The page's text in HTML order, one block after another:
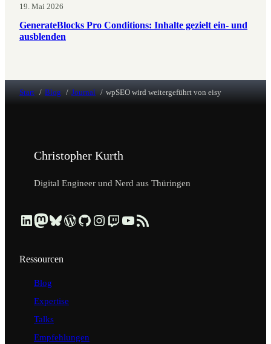
19. Mai 2026
GenerateBlocks Pro Conditions: Inhalte gezielt ein- und
ausblenden
Start Blog Journal wpSEO wird weitergeführt von eisy
Christopher Kurth
Digital Engineer und Nerd aus Thüringen
Beruflich über LinkedIn vernetzen Dezentral über Mastodon folgen Kurzmeldungen über Bluesky lesen Profil & Contributions auf WordPress.org ansehen Code & Repositories über GitHub erkunden Visuelle Einblicke über Instagram ansehen Streams & Tech-Talks über Twitch schauen Videos & Tutorials über YouTube ansehen Blog-Updates über RSS-Feed abonnieren
Ressourcen
Blog
Expertise
Talks
Empfehlungen